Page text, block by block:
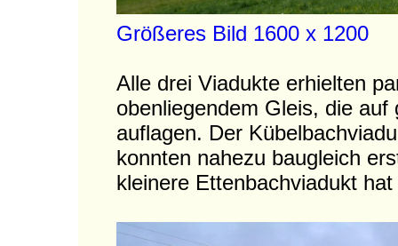
Größeres Bild 1600 x 1200
Alle drei Viadukte erhielten
obenliegendem Gleis, die
auflagen. Der
konnten nahezu baugleich
kleinere Ettenbachviadukt